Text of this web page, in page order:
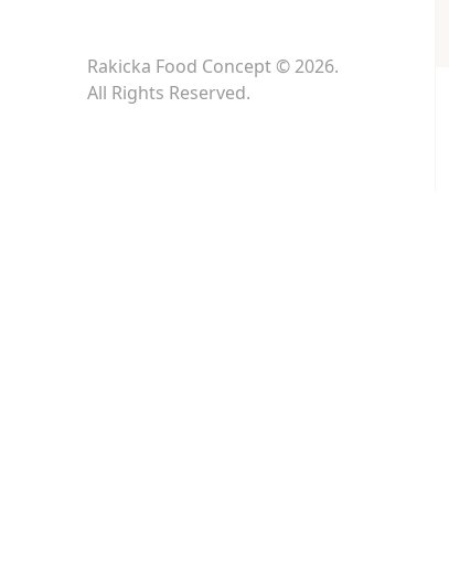
Rakicka Food Concept © 2026.
All Rights Reserved.